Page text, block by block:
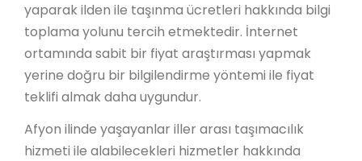
yaparak ilden ile taşınma ücretleri hakkında bilgi
toplama yolunu tercih etmektedir. İnternet
ortamında sabit bir fiyat araştırması yapmak
yerine doğru bir bilgilendirme yöntemi ile fiyat
teklifi almak daha uygundur.
Afyon ilinde yaşayanlar iller arası taşımacılık
hizmeti ile alabilecekleri hizmetler hakkında